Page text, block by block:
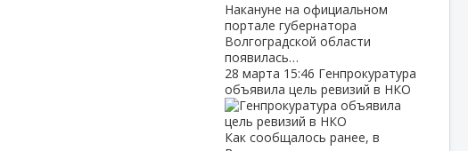
Накануне на официальном
портале губернатора
Волгоградской области
появилась…
28 марта 15:46 Генпрокуратура
объявила цель ревизий в НКО
Как сообщалось ранее, в